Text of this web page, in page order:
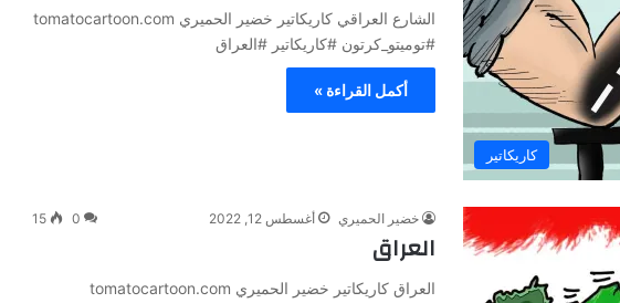
كاريكاتير
الشارع العراقي كاريكاتير خضير الحميري tomatocartoon.com
#توميتو_كرتون #كاريكاتير #العراق
أكمل القراءة »
خضير الحميري أغسطس 12, 2022 0
15
العراق
العراق كاريكاتير خضير الحميري tomatocartoon.com